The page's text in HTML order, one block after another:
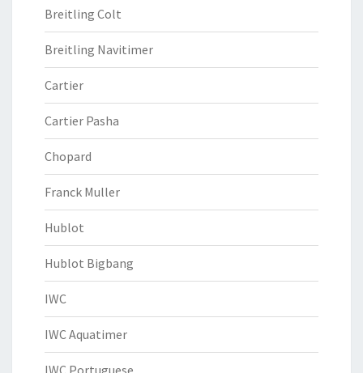
Breitling Colt
Breitling Navitimer
Cartier
Cartier Pasha
Chopard
Franck Muller
Hublot
Hublot Bigbang
IWC
IWC Aquatimer
IWC Portuguese